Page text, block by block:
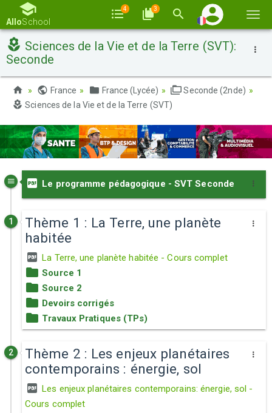
la
AlloSchool
4 3
Sciences de la Vie et de la Terre (SVT):
Seconde
France France (Lycée)
Seconde (2nde)
Sciences de la Vie et de la Terre (SVT)
Le programme pédagogique - SVT Seconde
1
Thème 1 : La Terre, une planète
habitée
La Terre, une planète habitée - Cours complet
Source 1
Source 2
Devoirs corrigés
Travaux Pratiques (TPs)
2
Thème 2 : Les enjeux planétaires
contemporains : énergie, sol
Les enjeux planétaires contemporains: énergie, sol -
Cours complet